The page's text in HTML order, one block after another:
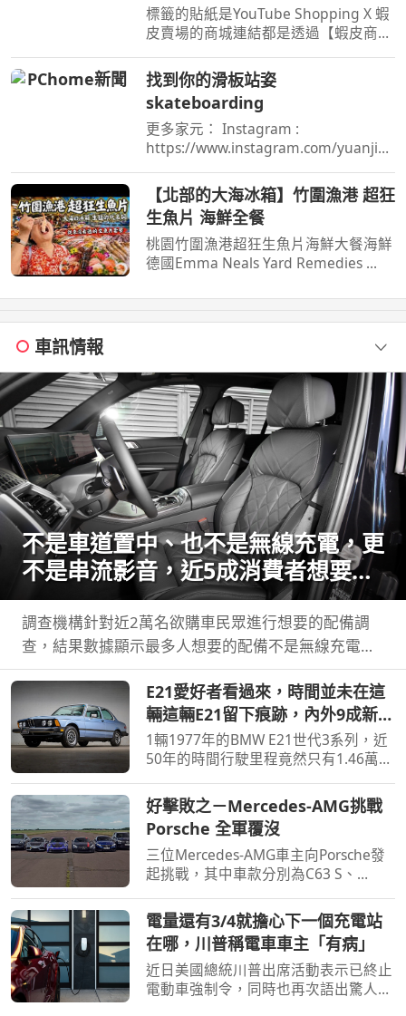
標籤的貼紙是YouTube Shopping X 蝦
皮賣場的商城連結都是透過【蝦皮商
家不一定都是我購買 ...
找到你的滑板站姿
skateboarding
更多家元： Instagram :
https://www.instagram.com/yuanjiali
:https://www.facebook.com/yuanjiali
n69 TikTok ...
【北部的大海冰箱】竹圍漁港 超狂
生魚片 海鮮全餐
桃園竹圍漁港超狂生魚片海鮮大餐海鮮
德國Emma Neals Yard Remedies ...
車訊情報
不是車道置中、也不是無線充電，更
不是串流影音，近5成消費者想要的
配備竟是加熱座椅
調查機構針對近2萬名欲購車民眾進行想要的配備調
查，結果數據顯示最多人想要的配備不是無線充電、
串流功能，而竟然是加熱座椅。
E21愛好者看過來，時間並未在這
輛這輛E21留下痕跡，內外9成新
里程僅1.46萬公里
1輛1977年的BMW E21世代3系列，近
50年的時間行駛里程竟然只有1.46萬公
里而已，日前於拍賣網站上進行出售，
不過因為價格太低目前流標了。
好擊敗之－Mercedes-AMG挑戰
Porsche 全軍覆沒
三位Mercedes-AMG車主向Porsche發
起挑戰，其中車款分別為C63 S、
Porsche則是Cayman GT4 RS、
Cayenne Coupe Turbo GT與911 GT3
RS，結果就是賓士全軍覆沒。
電量還有3/4就擔心下一個充電站
在哪，川普稱電車車主「有病」
近日美國總統川普出席活動表示已終止
電動車強制令，同時也再次語出驚人，